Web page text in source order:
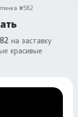
#582
на заставку
красивые